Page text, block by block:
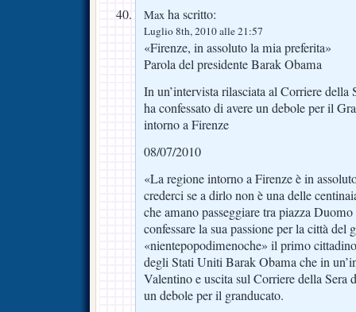
Max ha scritto:
Luglio 8th, 2010 alle 21:57
«Firenze, in assoluto la mia preferita»
Parola del presidente Barak Obama
In un’intervista rilasciata al Corriere della
ha confessato di avere un debole per il
intorno a Firenze
08/07/2010
«La regione intorno a Firenze è in
crederci se a dirlo non è una delle
che amano passeggiare tra piazza
confessare la sua passione per la città del
«nientepopodimenoche» il primo
degli Stati Uniti Barak Obama che in
Valentino e uscita sul Corriere della Sera
un debole per il granducato.